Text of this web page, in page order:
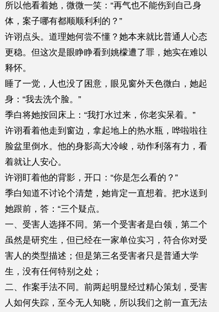
所以他看着她，微微一笑：“再气也不能伤到自己身
体，案子哪有都顺顺利利的？”
许诩点头。道理她何尝不懂？她本来就比普通人心态
更稳。但这次是眼睁睁看到姚檬遭了罪，她实在难以
释怀。
睡了一觉，人也没了困意，眼见窗外天色微白，她起
身：“我去洗个脸。”
季白将她按回床上：“我打水过来，你老实呆着。”
许诩看着他走到窗边，拿起地上的热水瓶，哗啦啦往
脸盆里倒水。他的身影高大冷峻，动作利落有力，看
着就让人安心。
许诩盯着他的背影，开口：“你是怎么看的？”
季白知道不讨论个清楚，她肯定一直想着。把水送到
她跟前，答：“三个疑点。
一、受害人选择不同。第一个受害者是白领，第二个
虽然是研究生，但已经在一家单位实习，符合你对受
害人的类型描述；但是第三名受害者只是普通大学
生，没有任何特别之处；
二、作案手法不同。前两起明显经过精心策划，受害
人如何失踪，至今无人知晓，所以我们之前一直无法